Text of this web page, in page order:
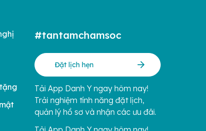
#tantamchamsoc
Đặt lịch hẹn
Tải App Danh Y ngay hôm nay!
Trải nghiệm tính năng đặt lịch,
quản lý hồ sơ và nhận các ưu đãi.